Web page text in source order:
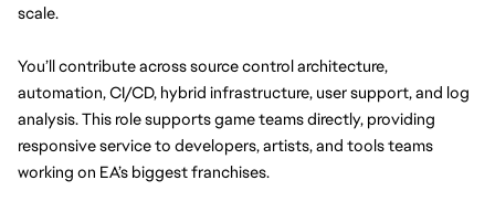
scale.
You’ll contribute across source control architecture,
automation, CI/CD, hybrid infrastructure, user support, and log
analysis. This role supports game teams directly, providing
responsive service to developers, artists, and tools teams
working on EA’s biggest franchises.